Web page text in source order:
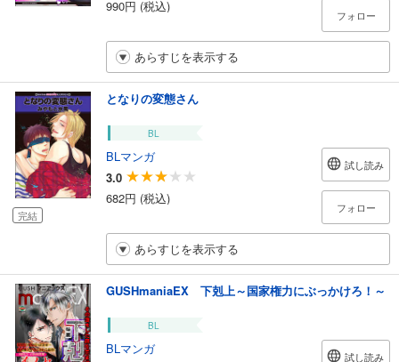
990円 (税込)
フォロー
あらすじを表示する
完結
となりの変態さん
BL
BLマンガ
3.0
682円 (税込)
試し読み
フォロー
あらすじを表示する
GUSHmaniaEX 下剋上～国家権力にぶっかけろ！～
BL
BLマンガ
試し読み